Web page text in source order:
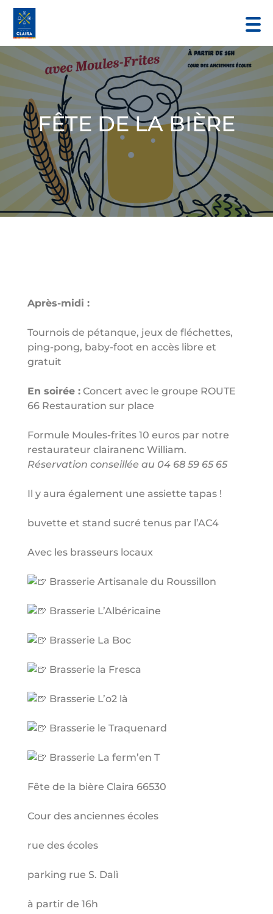
FÊTE DE LA BIÈRE
Après-midi :
Tournois de pétanque, jeux de fléchettes,
ping-pong, baby-foot en accès libre et
gratuit
En soirée :Concert avec le groupe ROUTE
66 Restauration sur place
Formule Moules-frites 10 euros par notre
restaurateur clairanenc William.
Réservation conseillée au 04 68 59 65 65
Il y aura également une assiette tapas !
buvette et stand sucré tenus par l’AC4
Avec les brasseurs locaux
Brasserie Artisanale du Roussillon
Brasserie L’Albéricaine
Brasserie La Boc
Brasserie la Fresca
Brasserie L’o2 là
Brasserie le Traquenard
Brasserie La ferm’en T
Fête de la bière Claira 66530
Cour des anciennes écoles
rue des écoles
parking rue S. Dalì
à partir de 16h